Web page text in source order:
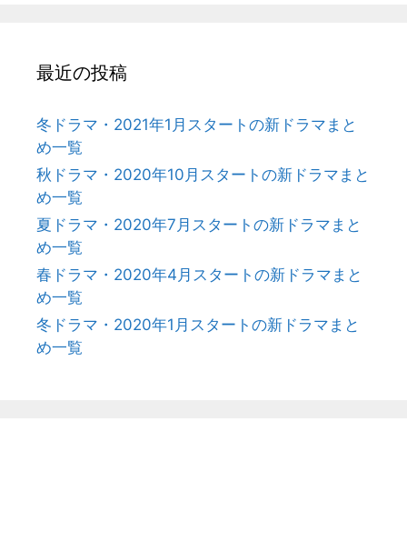
最近の投稿
冬ドラマ・2021年1月スタートの新ドラマまと
め一覧
秋ドラマ・2020年10月スタートの新ドラマまと
め一覧
夏ドラマ・2020年7月スタートの新ドラマまと
め一覧
春ドラマ・2020年4月スタートの新ドラマまと
め一覧
冬ドラマ・2020年1月スタートの新ドラマまと
め一覧